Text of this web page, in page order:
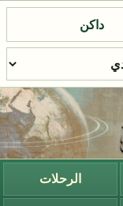
داكن
الرحلات